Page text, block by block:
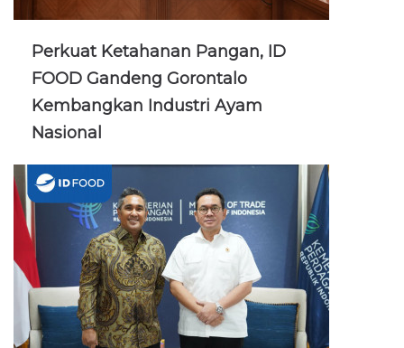
Perkuat Ketahanan Pangan, ID
FOOD Gandeng Gorontalo
Kembangkan Industri Ayam
Nasional